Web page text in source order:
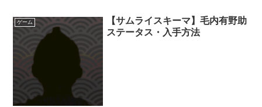
ゲーム
【サムライスキーマ】毛内有野助
ステータス・入手方法